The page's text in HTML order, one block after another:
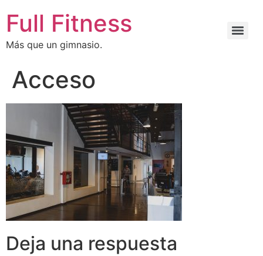
Full Fitness
Más que un gimnasio.
Acceso
Deja una respuesta